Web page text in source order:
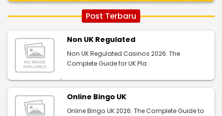
Post Terbaru
Non UK Regulated
Non UK Regulated Casinos 2026: The
Complete Guide for UK Pla
Online Bingo UK
Online Bingo UK 2026: The Complete Guide to